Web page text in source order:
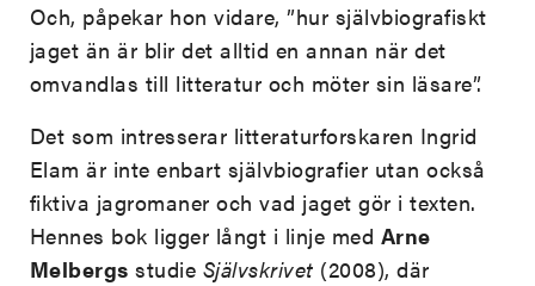
Och, påpekar hon vidare, ”hur självbiografiskt
jaget än är blir det alltid en annan när det
omvandlas till litteratur och möter sin läsare”.
Det som intresserar litteraturforskaren Ingrid
Elam är inte enbart självbiografier utan också
fiktiva jagromaner och vad jaget gör i texten.
Hennes bok ligger långt i linje med Arne
Melbergs studie Självskrivet (2008), där